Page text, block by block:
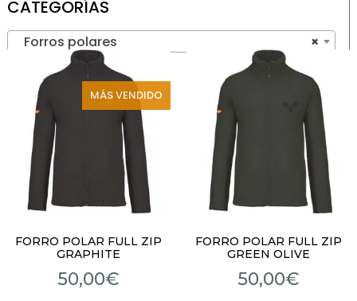
CATEGORÍAS
×
Forros polares
MÁS VENDIDO
FORRO POLAR FULL ZIP
GRAPHITE
50,00€
FORRO POLAR FULL ZIP
GREEN OLIVE
50,00€